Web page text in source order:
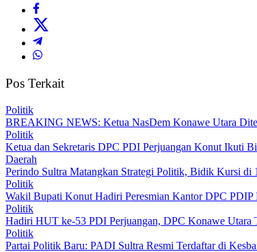
Pos Terkait
Politik
BREAKING NEWS: Ketua NasDem Konawe Utara
Politik
Ketua dan Sekretaris DPC PDI Perjuangan Konut Ikuti
Daerah
Perindo Sultra Matangkan Strategi Politik, Bidik Kursi di
Politik
Wakil Bupati Konut Hadiri Peresmian Kantor DPC PDIP
Politik
Hadiri HUT ke-53 PDI Perjuangan, DPC Konawe Utara
Politik
Partai Politik Baru: PADI Sultra Resmi Terdaftar di